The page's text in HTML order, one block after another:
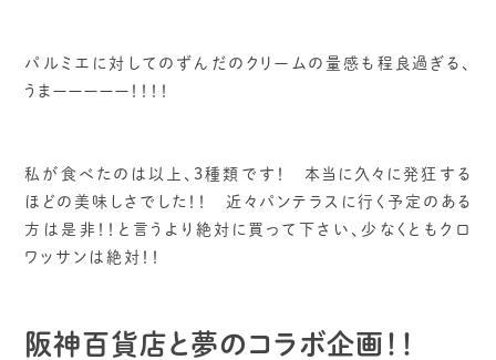
パルミエに対してのずんだのクリームの量感も程良過ぎる、
うまーーーーー！！！！
私が食べたのは以上、3種類です！ 本当に久々に発狂する
ほどの美味しさでした！！ 近々パンテラスに行く予定のある
方は是非！！と言うより絶対に買って下さい、少なくともクロ
ワッサンは絶対！！
阪神百貨店と夢のコラボ企画！！